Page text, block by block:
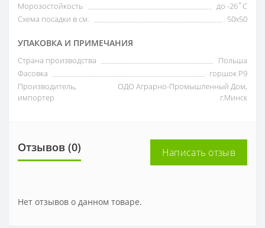
Морозостойкость
до -26˚С
Схема посадки в см.
50х50
УПАКОВКА И ПРИМЕЧАНИЯ
Страна производства
Польша
Фасовка
горшок P9
Производитель,
импортер
ОДО Аграрно-Промышленный Дом,
г.Минск
Отзывов (0) Написать отзыв
Нет отзывов о данном товаре.